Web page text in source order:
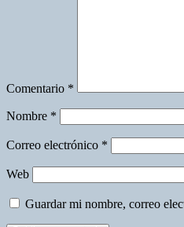
Comentario *
Nombre *
Correo electrónico *
Web
Guardar mi nombre, correo